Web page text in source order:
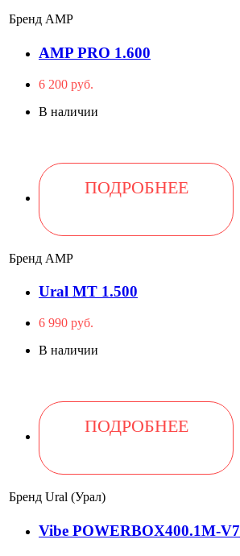
Бренд AMP
AMP PRO 1.600
6 200 руб.
В наличии
ПОДРОБНЕЕ
Бренд AMP
Ural MT 1.500
6 990 руб.
В наличии
ПОДРОБНЕЕ
Бренд Ural (Урал)
Vibe POWERBOX400.1M-V7